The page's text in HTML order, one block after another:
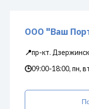
ООО "Ваш
📍пр-кт.
🕒09:00-18:00, пн,